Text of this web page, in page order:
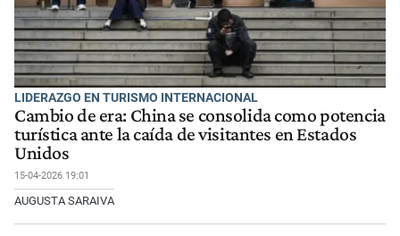
LIDERAZGO EN TURISMO INTERNACIONAL
Cambio de era: China se consolida como potencia
turística ante la caída de visitantes en Estados
Unidos
15-04-2026 19:01
AUGUSTA SARAIVA